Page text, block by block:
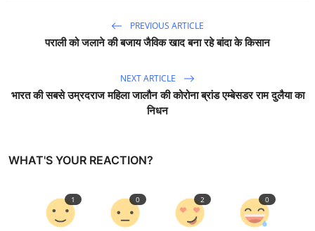
PREVIOUS ARTICLE
पराली को जलाने की बजाय जैविक खाद बना रहे बांदा के किसान
NEXT ARTICLE
भारत की सबसे उम्रदराज महिला जालौन की कोरोना ब्रांड एम्बेसडर राम दुलैया का
निधन
WHAT'S YOUR REACTION?
1 0 2 0